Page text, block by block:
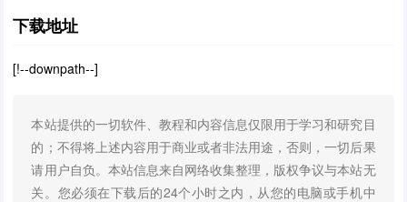
下载地址
[!--downpath--]
本站提供的一切软件、教程和内容信息仅限用于学习和研究目
的；不得将上述内容用于商业或者非法用途，否则，一切后果
请用户自负。本站信息来自网络收集整理，版权争议与本站无
关。您必须在下载后的24个小时之内，从您的电脑或手机中